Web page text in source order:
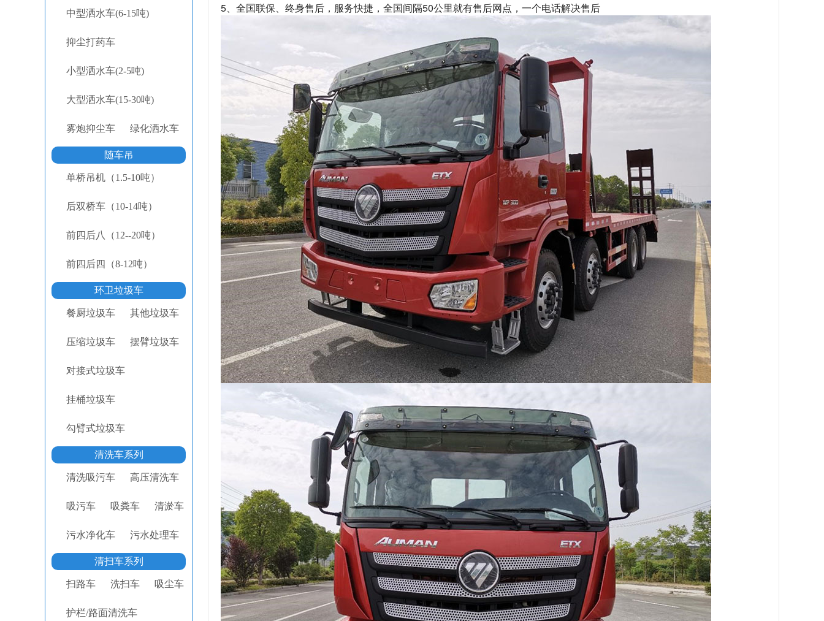
中型洒水车(6-15吨)
抑尘打药车
小型洒水车(2-5吨)
大型洒水车(15-30吨)
雾炮抑尘车 绿化洒水车
随车吊
单桥吊机（1.5-10吨）
后双桥车（10-14吨）
前四后八（12--20吨）
前四后四（8-12吨）
环卫垃圾车
餐厨垃圾车 其他垃圾车
压缩垃圾车 摆臂垃圾车
对接式垃圾车
挂桶垃圾车
勾臂式垃圾车
清洗车系列
清洗吸污车 高压清洗车
吸污车 吸粪车 清淤车
污水净化车 污水处理车
清扫车系列
扫路车 洗扫车 吸尘车
护栏/路面清洗车
5、全国联保、终身售后，服务快捷，全国间隔50公里就有售后网点，一个电话解决售后